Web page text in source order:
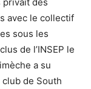
avec le collectif
sous les
de l’INSEP le
a su
de South